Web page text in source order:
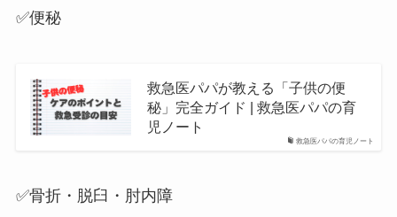
✅便秘
救急医パパの育児ノート
救急医パパが教える「子供の便
秘」完全ガイド | 救急医パパの育
児ノート
✅骨折・脱臼・肘内障